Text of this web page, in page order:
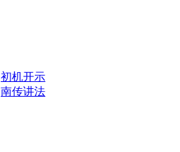
初机开示
南传讲法